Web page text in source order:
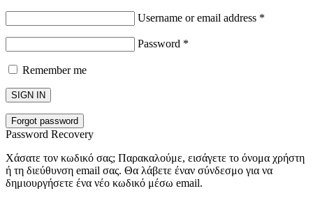
Username or email address *
Password *
Remember me
SIGN IN
Forgot password
Password Recovery
Χάσατε τον κωδικό σας; Παρακαλούμε, εισάγετε το όνομα χρήστη
ή τη διεύθυνση email σας. Θα λάβετε έναν σύνδεσμο για να
δημιουργήσετε ένα νέο κωδικό μέσω email.